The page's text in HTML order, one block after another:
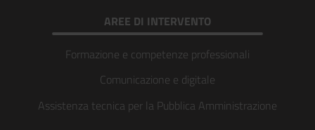
AREE DI INTERVENTO
Formazione e competenze professionali
Comunicazione e digitale
Assistenza tecnica per la Pubblica Amministrazione